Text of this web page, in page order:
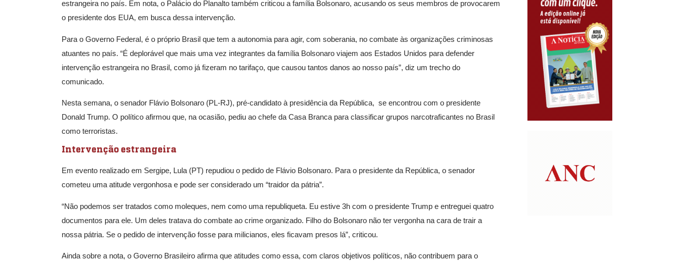
estrangeira no país. Em nota, o Palácio do Planalto também criticou a família Bolsonaro, acusando os seus membros de provocarem
o presidente dos EUA, em busca dessa intervenção.
Para o Governo Federal, é o próprio Brasil que tem a autonomia para agir, com soberania, no combate às organizações criminosas
atuantes no país. “É deplorável que mais uma vez integrantes da família Bolsonaro viajem aos Estados Unidos para defender
intervenção estrangeira no Brasil, como já fizeram no tarifaço, que causou tantos danos ao nosso país”, diz um trecho do
comunicado.
Nesta semana, o senador Flávio Bolsonaro (PL-RJ), pré-candidato à presidência da República, se encontrou com o presidente
Donald Trump. O político afirmou que, na ocasião, pediu ao chefe da Casa Branca para classificar grupos narcotraficantes no Brasil
como terroristas.
Intervenção estrangeira
Em evento realizado em Sergipe, Lula (PT) repudiou o pedido de Flávio Bolsonaro. Para o presidente da República, o senador
cometeu uma atitude vergonhosa e pode ser considerado um “traidor da pátria”.
“Não podemos ser tratados como moleques, nem como uma republiqueta. Eu estive 3h com o presidente Trump e entreguei quatro
documentos para ele. Um deles tratava do combate ao crime organizado. Filho do Bolsonaro não ter vergonha na cara de trair a
nossa pátria. Se o pedido de intervenção fosse para milicianos, eles ficavam presos lá”, criticou.
Ainda sobre a nota, o Governo Brasileiro afirma que atitudes como essa, com claros objetivos políticos, não contribuem para o